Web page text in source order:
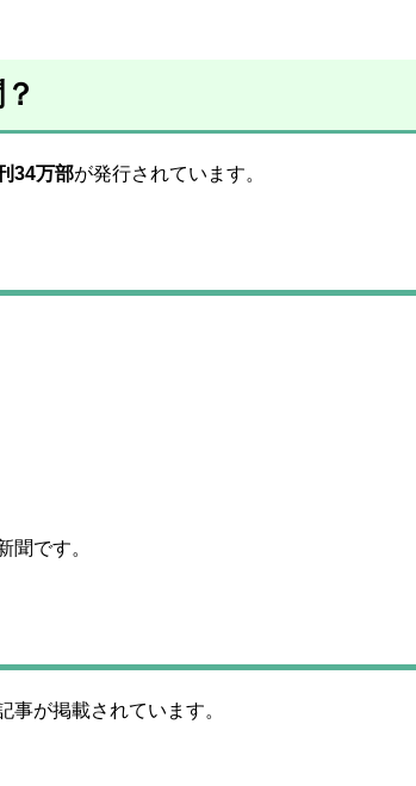
34万部が発行されています。
聞です。
事が掲載されています。